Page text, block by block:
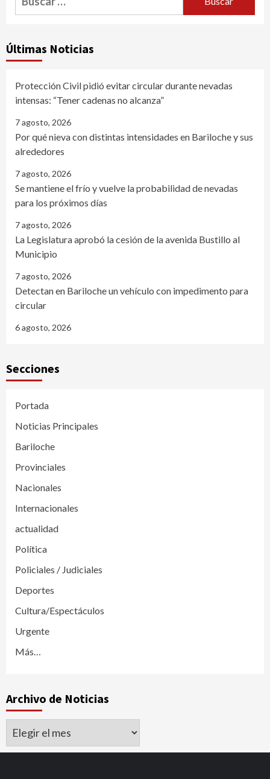
Últimas Noticias
Protección Civil pidió evitar circular durante nevadas
intensas: “Tener cadenas no alcanza”
7 agosto, 2026
Por qué nieva con distintas intensidades en Bariloche y sus
alrededores
7 agosto, 2026
Se mantiene el frío y vuelve la probabilidad de nevadas
para los próximos días
7 agosto, 2026
La Legislatura aprobó la cesión de la avenida Bustillo al
Municipio
7 agosto, 2026
Detectan en Bariloche un vehículo con impedimento para
circular
6 agosto, 2026
Secciones
Portada
Noticias Principales
Bariloche
Provinciales
Nacionales
Internacionales
actualidad
Política
Policiales / Judiciales
Deportes
Cultura/Espectáculos
Urgente
Más…
Archivo de Noticias
Archivo